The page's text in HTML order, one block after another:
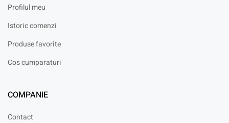
Profilul meu
Istoric comenzi
Produse favorite
Cos cumparaturi
COMPANIE
Contact